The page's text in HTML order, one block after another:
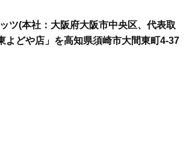
ツ(本社：大阪府大阪市中央区、代表取
どや店」を高知県須崎市大間東町4-37